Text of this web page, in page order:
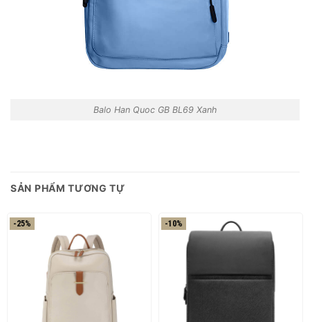
Balo Han Quoc GB BL69 Xanh
SẢN PHẨM TƯƠNG TỰ
-25% -10%